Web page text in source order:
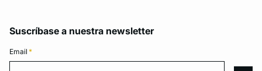
Suscríbase a nuestra newsletter
Email *